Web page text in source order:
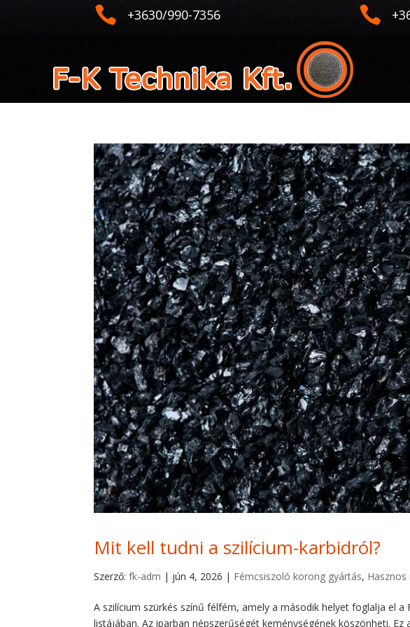
 +3630/990-7356 
Mit kell tudni a szilícium-karbidról?
Szerző:fk-adm | jún 4, 2026 | Fémcsiszoló korong gyártás,
A szilícium szürkés színű félfém, amely a második helyet foglalja el
listájában. Az iparban népszerűségét keménységének köszönheti.